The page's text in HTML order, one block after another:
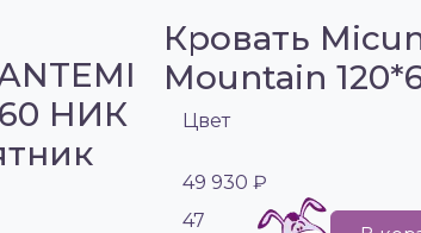
НИК
Кровать
Mountain
Цвет
49 930 ₽
47